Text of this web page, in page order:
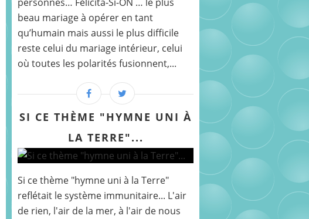
beau mariage à opérer en tant
qu’humain mais aussi le plus difficile
reste celui du mariage intérieur, celui
où toutes les polarités fusionnent,...
SI CE THÈME "HYMNE UNI À
LA TERRE"...
Si ce thème "hymne uni à la Terre"
reflétait le système immunitaire... L'air
de rien, l'air de la mer, à l'air de nous